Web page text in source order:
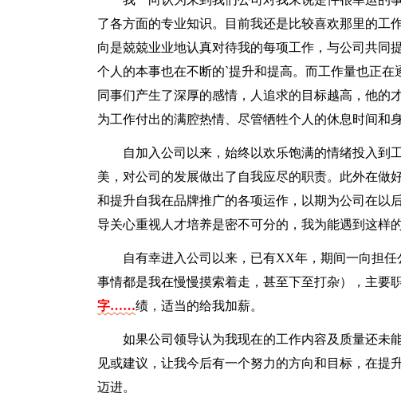
了各方面的专业知识。目前我还是比较喜欢那里的工
向是兢兢业业地认真对待我的每项工作，与公司共同
个人的本事也在不断的`提升和提高。而工作量也正
同事们产生了深厚的感情，人追求的目标越高，他的
为工作付出的满腔热情、尽管牺牲个人的休息时间和
自加入公司以来，始终以欢乐饱满的情绪投入到
美，对公司的发展做出了自我应尽的职责。此外在做
和提升自我在品牌推广的各项运作，以期为公司在以
导关心重视人才培养是密不可分的，我为能遇到这样
自有幸进入公司以来，已有XX年，期间一向担
事情都是我在慢慢摸索着走，甚至下至打杂），主要
字……绩，适当的给我加薪。
如果公司领导认为我现在的工作内容及质量还未
见或建议，让我今后有一个努力的方向和目标，在提
迈进。